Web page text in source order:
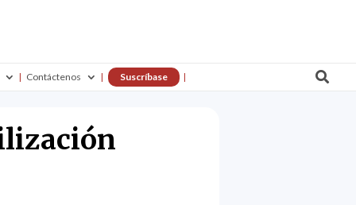
Contáctenos Suscríbase 